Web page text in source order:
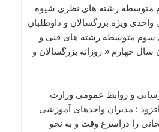
متوسطه رشته های نظری شیوه
ویژه بزرگسالان و داوطلبان
سوم متوسطه رشته های فنی و
چهارم « روزانه بزرگسالان و
و روابط عمومی وزارت
: مدیران واحدهای آموزشی
را دراسرع وقت و به نحو